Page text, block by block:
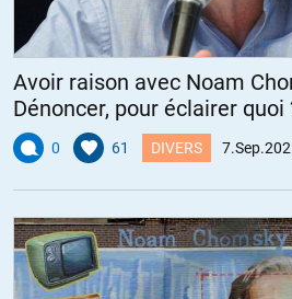
Avoir raison avec Noam
Dénoncer, pour éclairer quoi
0 61 DIVERS